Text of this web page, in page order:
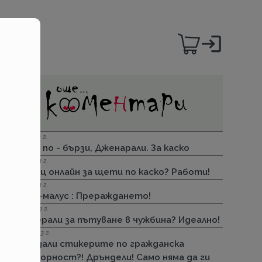
01.12.2023 г.
Бързи, по - бързи, Дженарали. За каско
08.11.2023 г.
Армеец онлайн за щети по каско? Работи!
24.10.2023 г.
Бонус–малус : Прераждането!
12.09.2023 г.
Дженерали за пътуване в чужбина? Идеално!
09.09.2023 г.
Отпадали стикерите по гражданска
отговорност?! Дръндели! Само няма да ги